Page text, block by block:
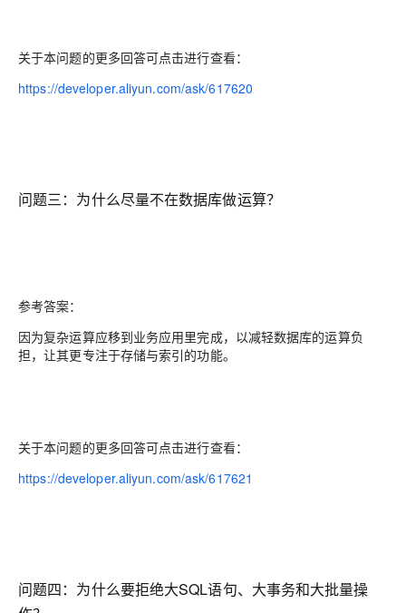
关于本问题的更多回答可点击进行查看：
https://developer.aliyun.com/ask/617620
问题三：为什么尽量不在数据库做运算？
参考答案：
因为复杂运算应移到业务应用里完成，以减轻数据库的运算负
担，让其更专注于存储与索引的功能。
关于本问题的更多回答可点击进行查看：
https://developer.aliyun.com/ask/617621
问题四：为什么要拒绝大SQL语句、大事务和大批量操